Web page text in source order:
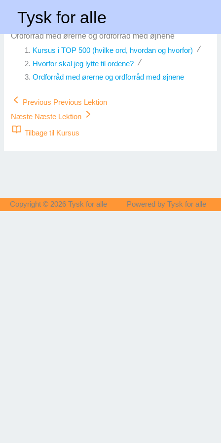
indholdet
Tysk for alle
Ordforråd med ørerne og ordforråd med øjnene
Ordforråd med ørerne og ordforråd med øjnene
Kursus i TOP 500 (hvilke ord, hvordan og hvorfor)
Hvorfor skal jeg lytte til ordene?
Ordforråd med ørerne og ordforråd med øjnene
Previous Previous Lektion
Næste Næste Lektion
Tilbage til Kursus
Copyright © 2026 Tysk for alle Powered by Tysk for alle